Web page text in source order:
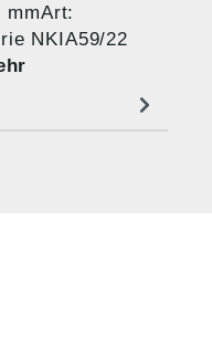
mmArt:
NKIA59/22